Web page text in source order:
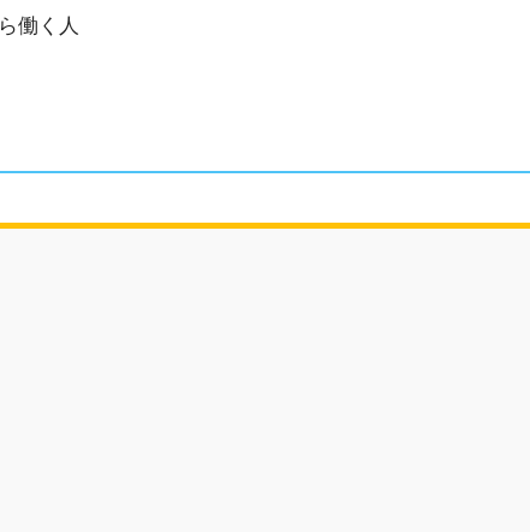
働く人